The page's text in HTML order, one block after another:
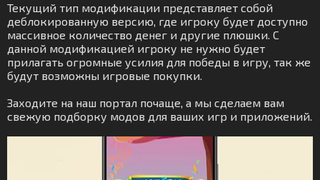
Текущий тип модификации представляет собой
деблокированную версию, где игроку будет доступно
массивное количество денег и другие плюшки. С
данной модификацией игроку не нужно будет
прилагать огромные усилия для победы в игру, так же
будут возможны игровые покупки.
Заходите на наш портал почаще, а мы сделаем вам
свежую подборку модов для ваших игр и приложений.